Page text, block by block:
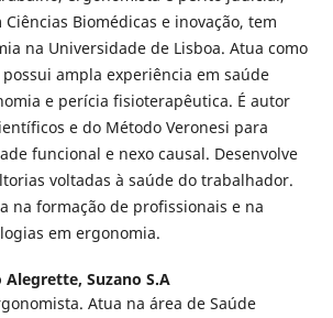
Biomédicas e inovação, tem
na Universidade de Lisboa. Atua como
ampla experiência em saúde
e perícia fisioterapêutica. É autor
e do Método Veronesi para
funcional e nexo causal. Desenvolve
voltadas à saúde do trabalhador.
na formação de profissionais e na
em ergonomia.
Alegrette, Suzano S.A
Atua na área de Saúde